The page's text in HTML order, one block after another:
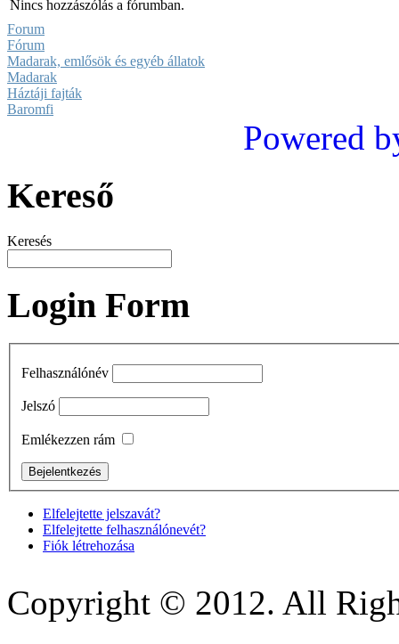
Nincs hozzászólás a fórumban.
Forum
Fórum
Madarak, emlősök és egyéb állatok
Madarak
Háztáji fajták
Baromfi
Powered
Kereső
Keresés
Login Form
Felhasználónév
Jelszó
Emlékezzen rám
Elfelejtette jelszavát?
Elfelejtette felhasználónevét?
Fiók létrehozása
Copyright © 2012. All